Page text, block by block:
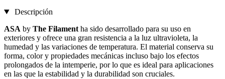
Descripción
ASA by The Filament ha sido desarrollado para su uso en
exteriores y ofrece una gran resistencia a la luz ultravioleta, la
humedad y las variaciones de temperatura. El material conserva su
forma, color y propiedades mecánicas incluso bajo los efectos
prolongados de la intemperie, por lo que es ideal para aplicaciones
en las que la estabilidad y la durabilidad son cruciales.